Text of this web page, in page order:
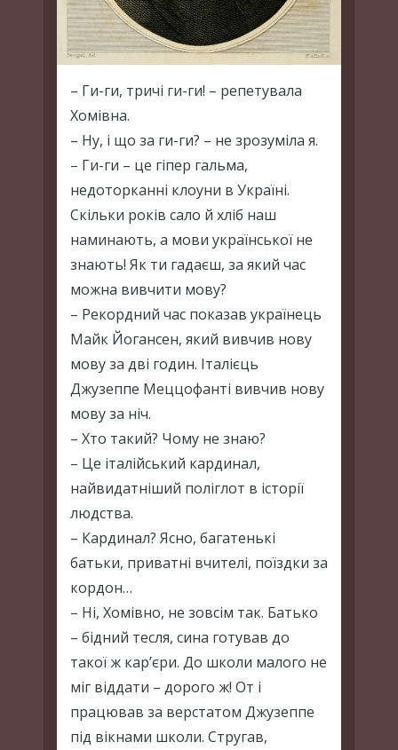
– Ги-ги, тричі ги-ги! – репетувала
Хомівна.
– Ну, і що за ги-ги? – не зрозуміла я.
– Ги-ги – це гіпер гальма,
недоторканні клоуни в Україні.
Скільки років сало й хліб наш
наминають, а мови української не
знають! Як ти гадаєш, за який час
можна вивчити мову?
– Рекордний час показав українець
Майк Йогансен, який вивчив нову
мову за дві годин. Італієць
Джузеппе Меццофанті вивчив нову
мову за ніч.
– Хто такий? Чому не знаю?
– Це італійський кардинал,
найвидатніший поліглот в історії
людства.
– Кардинал? Ясно, багатенькі
батьки, приватні вчителі, поїздки за
кордон…
– Ні, Хомівно, не зовсім так. Батько
– бідний тесля, сина готував до
такої ж кар’єри. До школи малого не
міг віддати – дорого ж! От і
працював за верстатом Джузеппе
під вікнами школи. Стругав,